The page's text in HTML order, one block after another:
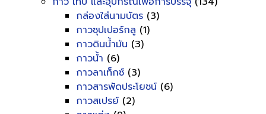
กล่องใส่นามบัตร (3)
กาวซุปเปอร์กลู (1)
กาวดินน้ำมัน (3)
กาวน้ำ (6)
กาวลาเท็กซ์ (3)
กาวสารพัดประโยชน์ (6)
กาวสเปรย์ (2)